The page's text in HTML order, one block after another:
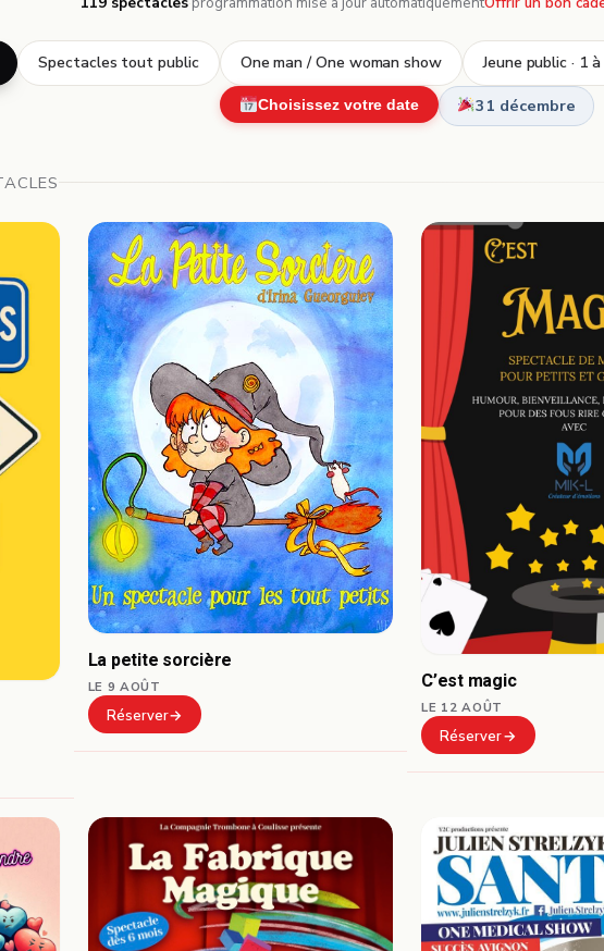
Spectacles tout public One man / One woman show Jeune public · 1
Choisissez votre date 31 décembre
La petite sorcière
LE 9 AOÛT
Réserver
C’est magic
LE 12 AOÛT
Réserver